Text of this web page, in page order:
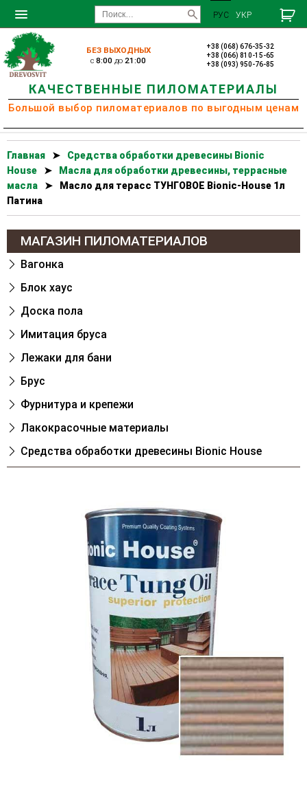
РУС УКР
БЕЗ ВЫХОДНЫХ
c8:00 до21:00
+38 (068) 676-35-32
+38 (066) 810-15-65
+38 (093) 950-76-85
КАЧЕСТВЕННЫЕ ПИЛОМАТЕРИАЛЫ
Большой выбор пиломатериалов по выгодным ценам
Главная ➤
Cредства обработки древесины Bionic
House
➤
Масла для обработки древесины, террасные
масла
➤
Масло для терасс ТУНГОВОЕ Bionic-House 1л
Патина
МАГАЗИН ПИЛОМАТЕРИАЛОВ
Вагонка
Блок хаус
Доска пола
Имитация бруса
Лежаки для бани
Брус
Фурнитура и крепежи
Лакокрасочные материалы
Cредства обработки древесины Bionic House